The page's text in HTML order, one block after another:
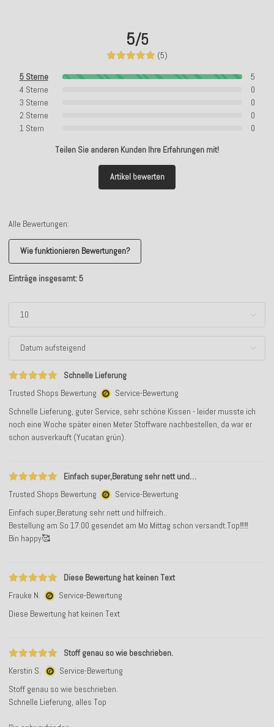
5/5
(5)
5 Sterne
5
4 Sterne
0
3 Sterne
0
2 Sterne
0
1 Stern
0
Teilen Sie anderen Kunden Ihre Erfahrungen mit!
Artikel bewerten
Alle Bewertungen:
Wie funktionieren Bewertungen?
Einträge insgesamt: 5
Schnelle Lieferung
Trusted Shops Bewertung
Service-Bewertung
Schnelle Lieferung, guter Service, sehr schöne Kissen - leider musste ich
noch eine Woche später einen Meter Stoffware nachbestellen, da war er
schon ausverkauft (Yucatan grün).
Einfach super,Beratung sehr nett und…
Trusted Shops Bewertung
Service-Bewertung
Einfach super,Beratung sehr nett und hilfreich..
Bestellung am So 17.00 gesendet am Mo Mittag schon versandt.Top‼️‼️
Bin happy🥰
Diese Bewertung hat keinen Text
Frauke N.
Service-Bewertung
Diese Bewertung hat keinen Text
Stoff genau so wie beschrieben.
Kerstin S.
Service-Bewertung
Stoff genau so wie beschrieben.
Schnelle Lieferung, alles Top